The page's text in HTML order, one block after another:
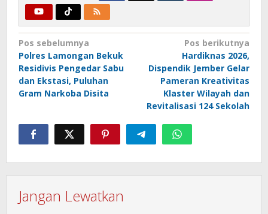
Navigasi
pos
Pos sebelumnya
Polres Lamongan Bekuk
Residivis Pengedar Sabu
dan Ekstasi, Puluhan
Gram Narkoba Disita
Pos berikutnya
Hardiknas 2026,
Dispendik Jember Gelar
Pameran Kreativitas
Klaster Wilayah dan
Revitalisasi 124 Sekolah
Jangan Lewatkan